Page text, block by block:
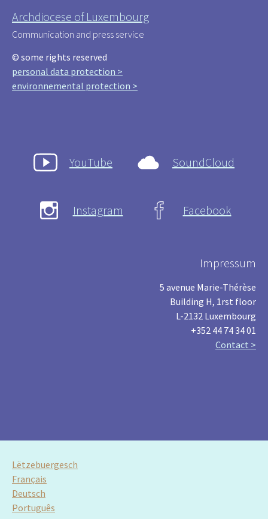
Archdiocese of Luxembourg
Communication and press service
© some rights reserved
personal data protection >
environnemental protection >
YouTube SoundCloud
Instagram Facebook
Impressum
5 avenue Marie-Thérèse
Building H, 1rst floor
L-2132 Luxembourg
+352 44 74 34 01
Contact >
Lëtzebuergesch
Français
Deutsch
Português